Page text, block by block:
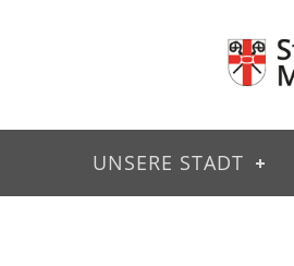
UNSERE STADT